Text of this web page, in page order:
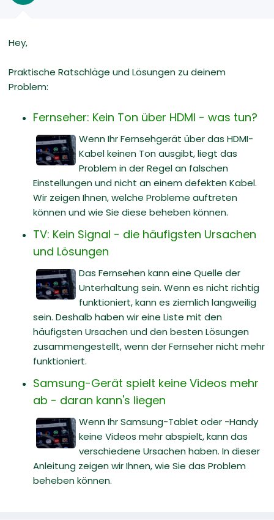
Hey,
Praktische Ratschläge und Lösungen zu deinem
Problem:
Fernseher: Kein Ton über HDMI - was tun?
Wenn Ihr Fernsehgerät über das HDMI-
Kabel keinen Ton ausgibt, liegt das
Problem in der Regel an falschen
Einstellungen und nicht an einem defekten Kabel.
Wir zeigen Ihnen, welche Probleme auftreten
können und wie Sie diese beheben können.
TV: Kein Signal - die häufigsten Ursachen
und Lösungen
Das Fernsehen kann eine Quelle der
Unterhaltung sein. Wenn es nicht richtig
funktioniert, kann es ziemlich langweilig
sein. Deshalb haben wir eine Liste mit den
häufigsten Ursachen und den besten Lösungen
zusammengestellt, wenn der Fernseher nicht mehr
funktioniert.
Samsung-Gerät spielt keine Videos mehr
ab - daran kann's liegen
Wenn Ihr Samsung-Tablet oder -Handy
keine Videos mehr abspielt, kann das
verschiedene Ursachen haben. In dieser
Anleitung zeigen wir Ihnen, wie Sie das Problem
beheben können.